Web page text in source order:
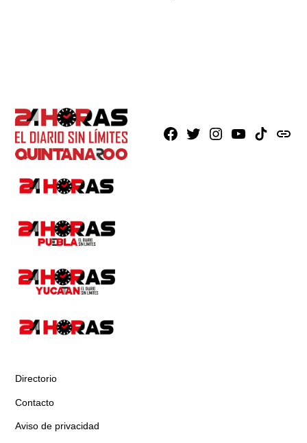
Facebook
X Instagram
YoutubeTikTokissuu
Directorio
Contacto
Aviso de privacidad